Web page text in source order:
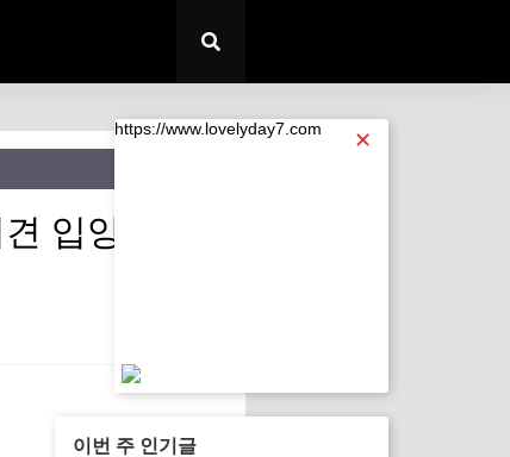
입양 전 꼭
✕
https://www.lovelyday7.com
이번 주 인기글